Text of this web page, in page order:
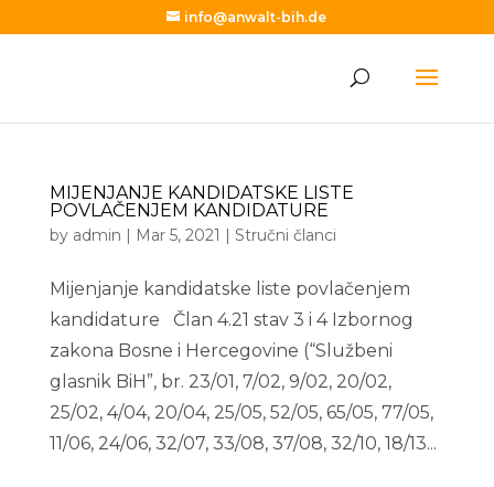
info@anwalt-bih.de
MIJENJANJE KANDIDATSKE LISTE
POVLAČENJEM KANDIDATURE
by admin | Mar 5, 2021 | Stručni članci
Mijenjanje kandidatske liste povlačenjem
kandidature Član 4.21 stav 3 i 4 Izbornog
zakona Bosne i Hercegovine (“Službeni
glasnik BiH”, br. 23/01, 7/02, 9/02, 20/02,
25/02, 4/04, 20/04, 25/05, 52/05, 65/05, 77/05,
11/06, 24/06, 32/07, 33/08, 37/08, 32/10, 18/13...